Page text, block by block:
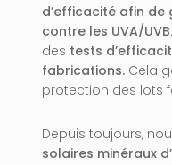
d’efficacité afin
contre les UVA/UVB
des tests
fabrications. Cela
protection des lots
Depuis toujours,
solaires minéraux